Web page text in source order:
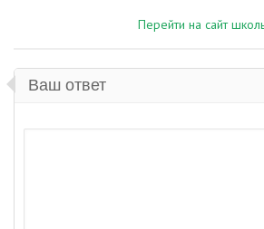
Перейти на сайт
Ваш ответ